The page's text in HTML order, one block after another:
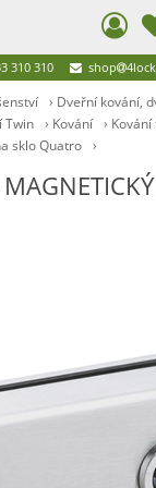
› Dveřní kování,
Twin › Kování ›
sklo Quatro ›
310 310 shop